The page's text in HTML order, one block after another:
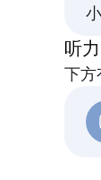
听力
下方